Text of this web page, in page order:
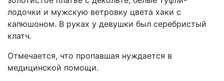
лодочки и мужскую ветровку цвета хаки с
капюшоном. В руках у девушки был серебристый
клатч.
Отмечается, что пропавшая нуждается в
медицинской помощи.